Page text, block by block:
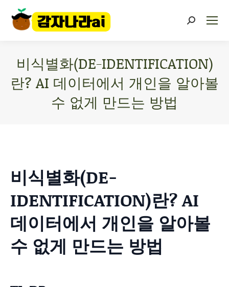
비식별화(DE-IDENTIFICATION)
란? AI 데이터에서 개인을 알아볼
수 없게 만드는 방법
비식별화(DE-
IDENTIFICATION)란? AI
데이터에서 개인을 알아볼
수 없게 만드는 방법